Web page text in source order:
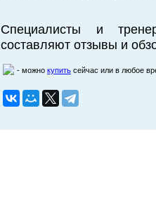
Специалисты и
составляют отзывы и
- можно купить сейчас или в любое